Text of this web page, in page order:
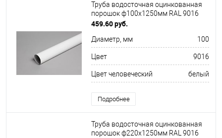
Труба водосточная оцинкованная
порошок ф100х1250мм RAL 9016
459.60 руб.
Диаметр, мм 100
Цвет 9016
Цвет человеческий белый
Подробнее
Труба водосточная оцинкованная
порошок ф220х1250мм RAL 9016